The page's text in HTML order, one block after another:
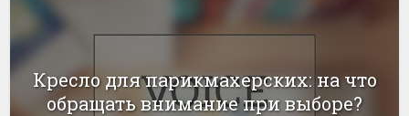
Кресло для парикмахерских: на что
обращать внимание при выборе?